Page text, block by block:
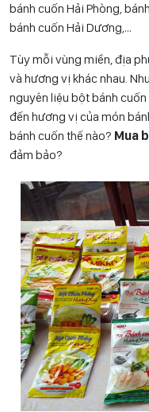
bánh cuốn Hải Phòng,
bánh cuốn Hải Dương,…
Tùy mỗi vùng miền, địa
và hương vị khác nhau.
nguyên liệu bột bánh
đến hương vị của món
bánh cuốn thế nào? Mua
đảm bảo?